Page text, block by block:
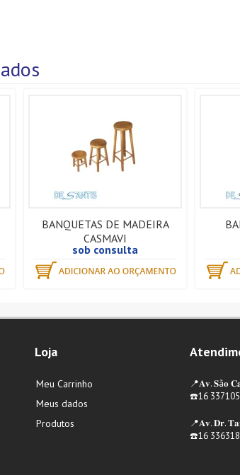
BANQUETAS DE MADEIRA
CASMAVI
sob consulta
Loja
Meu Carrinho
Meus dados
Produtos
📍𝐀𝐯. 𝐒ã𝐨
☎️16
📍𝐀𝐯. 𝐃𝐫.
☎️16